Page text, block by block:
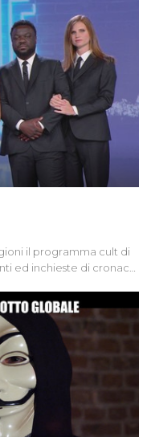
essere ancora in
d'ombra sul Mostro di
oggi avvolte in un
dello speciale anche
ne...
il programma cult di
ed inchieste di cronaca